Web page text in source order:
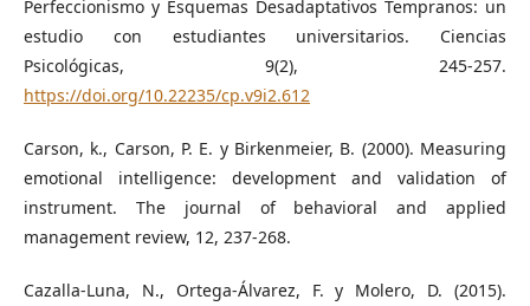
Perfeccionismo y Esquemas Desadaptativos Tempranos: un
estudio con estudiantes universitarios. Ciencias
Psicológicas, 9(2), 245-257.
https://doi.org/10.22235/cp.v9i2.612
Carson, k., Carson, P. E. y Birkenmeier, B. (2000). Measuring
emotional intelligence: development and validation of
instrument. The journal of behavioral and applied
management review, 12, 237-268.
Cazalla-Luna, N., Ortega-Álvarez, F. y Molero, D. (2015).